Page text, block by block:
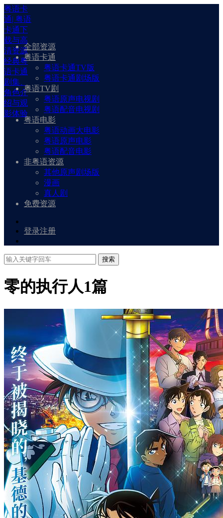
粤语卡
通| 粤语
卡通下
载与高
清资源
经典粤
语卡通
剧集、
角色介
绍与观
影体验
全部资源
粤语卡通
粤语卡通TV版
粤语卡通剧场版
粤语TV剧
粤语原声电视剧
粤语配音电视剧
粤语电影
粤语动画大电影
粤语原声电影
粤语配音电影
非粤语资源
其他原声剧场版
漫画
真人剧
免费资源
登录注册
搜索
零的执行人1篇